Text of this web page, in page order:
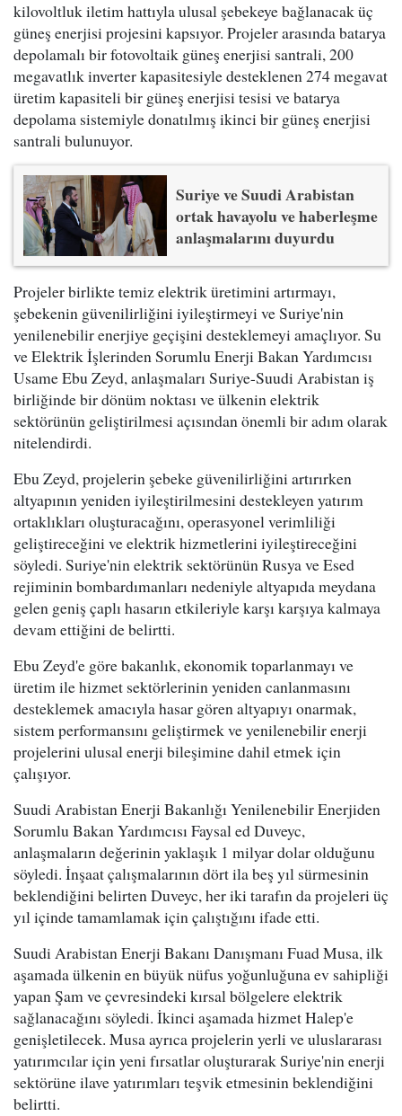
kilovoltluk iletim hattıyla ulusal şebekeye bağlanacak üç
güneş enerjisi projesini kapsıyor. Projeler arasında batarya
depolamalı bir fotovoltaik güneş enerjisi santrali, 200
megavatlık inverter kapasitesiyle desteklenen 274 megavat
üretim kapasiteli bir güneş enerjisi tesisi ve batarya
depolama sistemiyle donatılmış ikinci bir güneş enerjisi
santrali bulunuyor.
Suriye ve Suudi Arabistan
ortak havayolu ve haberleşme
anlaşmalarını duyurdu
Projeler birlikte temiz elektrik üretimini artırmayı,
şebekenin güvenilirliğini iyileştirmeyi ve Suriye'nin
yenilenebilir enerjiye geçişini desteklemeyi amaçlıyor. Su
ve Elektrik İşlerinden Sorumlu Enerji Bakan Yardımcısı
Usame Ebu Zeyd, anlaşmaları Suriye-Suudi Arabistan iş
birliğinde bir dönüm noktası ve ülkenin elektrik
sektörünün geliştirilmesi açısından önemli bir adım olarak
nitelendirdi.
Ebu Zeyd, projelerin şebeke güvenilirliğini artırırken
altyapının yeniden iyileştirilmesini destekleyen yatırım
ortaklıkları oluşturacağını, operasyonel verimliliği
geliştireceğini ve elektrik hizmetlerini iyileştireceğini
söyledi. Suriye'nin elektrik sektörünün Rusya ve Esed
rejiminin bombardımanları nedeniyle altyapıda meydana
gelen geniş çaplı hasarın etkileriyle karşı karşıya kalmaya
devam ettiğini de belirtti.
Ebu Zeyd'e göre bakanlık, ekonomik toparlanmayı ve
üretim ile hizmet sektörlerinin yeniden canlanmasını
desteklemek amacıyla hasar gören altyapıyı onarmak,
sistem performansını geliştirmek ve yenilenebilir enerji
projelerini ulusal enerji bileşimine dahil etmek için
çalışıyor.
Suudi Arabistan Enerji Bakanlığı Yenilenebilir Enerjiden
Sorumlu Bakan Yardımcısı Faysal ed Duveyc,
anlaşmaların değerinin yaklaşık 1 milyar dolar olduğunu
söyledi. İnşaat çalışmalarının dört ila beş yıl sürmesinin
beklendiğini belirten Duveyc, her iki tarafın da projeleri üç
yıl içinde tamamlamak için çalıştığını ifade etti.
Suudi Arabistan Enerji Bakanı Danışmanı Fuad Musa, ilk
aşamada ülkenin en büyük nüfus yoğunluğuna ev sahipliği
yapan Şam ve çevresindeki kırsal bölgelere elektrik
sağlanacağını söyledi. İkinci aşamada hizmet Halep'e
genişletilecek. Musa ayrıca projelerin yerli ve uluslararası
yatırımcılar için yeni fırsatlar oluşturarak Suriye'nin enerji
sektörüne ilave yatırımları teşvik etmesinin beklendiğini
belirtti.